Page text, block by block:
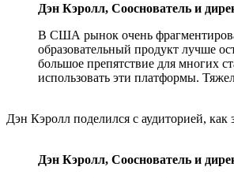
Дэн Кэролл, Сооснователь и
В США рынок очень
образовательный продукт лучше
большое препятствие для многих
использовать эти платформы.
Дэн Кэролл поделился с аудиторией, как
Дэн Кэролл, Сооснователь и